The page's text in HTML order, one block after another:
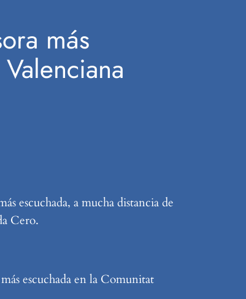
más
escuchada, a mucha distancia de
Cero.
escuchada en la Comunitat